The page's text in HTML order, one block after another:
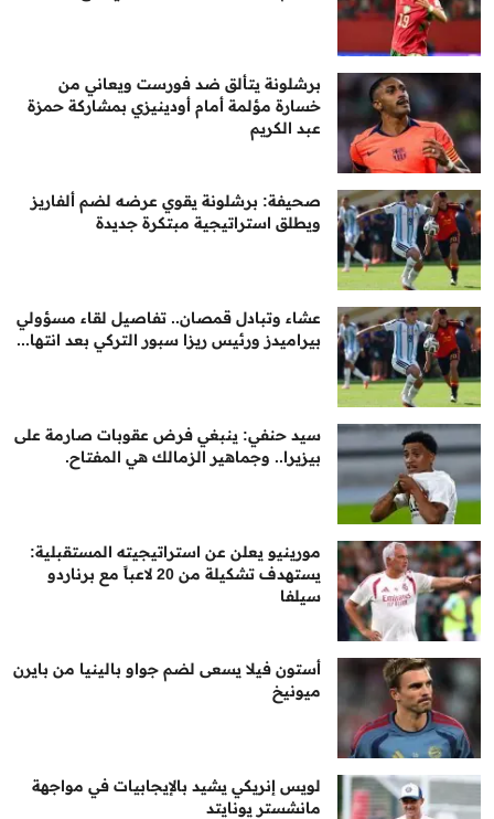
برشلونة يتألق ضد فورست ويعاني من
خسارة مؤلمة أمام أودينيزي بمشاركة حمزة
عبد الكريم
صحيفة: برشلونة يقوي عرضه لضم ألفاريز
ويطلق استراتيجية مبتكرة جديدة
عشاء وتبادل قمصان.. تفاصيل لقاء مسؤولي
بيراميدز ورئيس ريزا سبور التركي بعد انتها...
سيد حنفي: ينبغي فرض عقوبات صارمة على
بيزيرا.. وجماهير الزمالك هي المفتاح.
مورينيو يعلن عن استراتيجيته المستقبلية:
يستهدف تشكيلة من 20 لاعباً مع برناردو
سيلفا
أستون فيلا يسعى لضم جواو بالينيا من بايرن
ميونيخ
لويس إنريكي يشيد بالإيجابيات في مواجهة
مانشستر يونايتد